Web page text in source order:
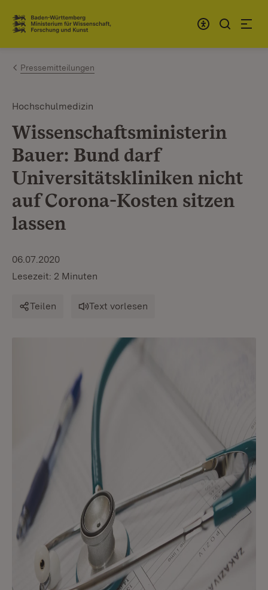
Zum Inhalt springen
Link zur Startseite
Pressemitteilungen
Hochschulmedizin
Wissenschaftsministerin
Bauer: Bund darf
Universitätskliniken nicht
auf Corona-Kosten sitzen
lassen
06.07.2020
Lesezeit: 2 Minuten
Teilen Text vorlesen